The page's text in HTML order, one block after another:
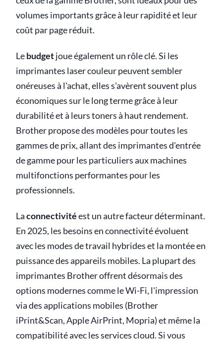
volumes importants grâce à leur rapidité et leur
coût par page réduit.
Lebudgetjoue également un rôle clé. Si les
imprimantes laser couleur peuvent sembler
onéreuses à l'achat, elles s'avèrent souvent plus
économiques sur le long terme grâce à leur
durabilité et à leurs toners à haut rendement.
Brother propose des modèles pour toutes les
gammes de prix, allant des imprimantes d'entrée
de gamme pour les particuliers aux machines
multifonctions performantes pour les
professionnels.
Laconnectivitéest un autre facteur déterminant.
En 2025, les besoins en connectivité évoluent
avec les modes de travail hybrides et la montée en
puissance des appareils mobiles. La plupart des
imprimantes Brother offrent désormais des
options modernes comme le Wi-Fi, l'impression
via des applications mobiles (Brother
iPrint&Scan, Apple AirPrint, Mopria) et même la
compatibilité avec les services cloud. Si vous